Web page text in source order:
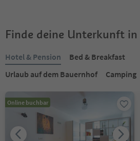
Finde deine Unterkunft in
Hotel & Pension
Bed & Breakfast
Urlaub auf dem Bauernhof
Camping
Online buchbar